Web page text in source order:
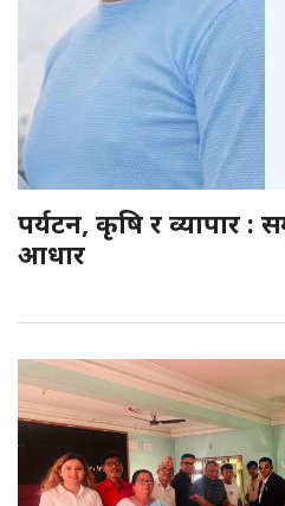
पर्यटन, कृषि र व्यापार :
आधार